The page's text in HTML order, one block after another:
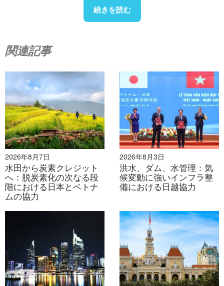
し、廃棄物をリサイクルし、環境保護と経済効率の両方
に貢献することを目的とした経済モデルである。
[2]ベトナムプラス（2025年）。ベトナムのGDP成長率
[3]ベトナム統計総局（2024年）。ベトナムの工業生産
は上昇しているアクセス>
[4]タイチンオンライン（2024年）。ベトナムの都市化
率は44%を超えるアクセス
[5]VnExpressオンライン新聞（2024年）。ベトナムで
2025年から発生源での廃棄物分別開始アクセス>
ベトナム社会主義共和国国会（2023年）。ベトナム
ベトナムテレビニュース（2023年）。発生源におけ
る家庭ごみの分類：ベトナムの現状アクセス>
[8]VTVニュース（2024年）。ベトナムは廃棄物収集と
続きを読む
関連記事
2026年8月7日
水田から炭素クレジット
へ：脱炭素化の次なる段
階における日本とベトナ
ムの協力
2026年8月3日
洪水、ダム、水管理：気
候変動に強いインフラ整
備における日越協力